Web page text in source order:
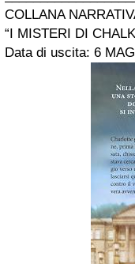
COLLANA
“I MISTERI DI
Data di uscita: 6